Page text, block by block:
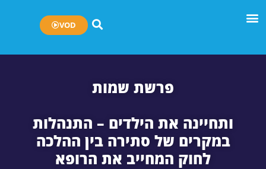
VOD
פרשת שמות
ותחיינה את הילדים – התנהלות
במקרים של סתירה בין ההלכה
לחוק המחייב את הרופא